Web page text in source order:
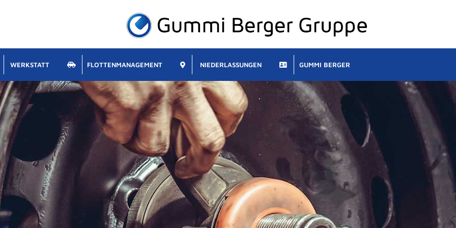
WERKSTATT FLOTTENMANAGEMENT NIEDERLASSUNGEN GUMMI BERGER